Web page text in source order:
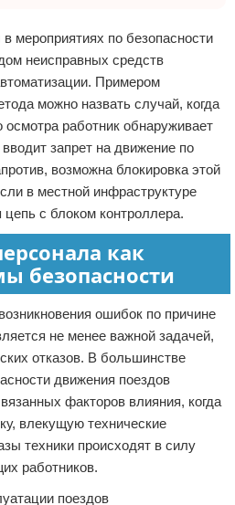
мероприятиях по безопасности
неисправных средств
Примером
можно назвать случай, когда
осмотра работник обнаруживает
запрет на движение по
возможна блокировка этой
в местной инфраструктуре
с блоком контроллера.
как
безопасности
ошибок по причине
не менее важной задачей,
отказов. В большинстве
движения поездов
факторов влияния, когда
влекущую технические
техники происходят в силу
работников.